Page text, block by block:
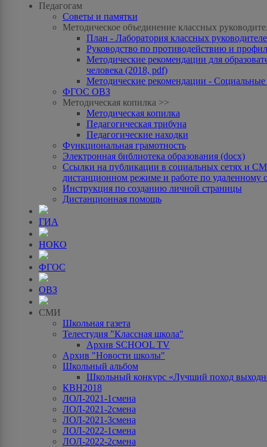
Педагогам
Советы и памятки
Методическое объединение классных
План - Лаборатория классных
Руководство по противодействию и
Методические рекомендации для
человека (2018, pdf)
Методические рекомендации -
ФГОС ОВЗ
Методическая копилка >>
Методическая копилка
Педагогическая трибуна
Педагогические находки
Функциональная грамотность
Электронная библиотека образования (docx)
Ссылки на публикации в социальных сетях и
дистанционном режиме и работе по удаленному
Инструкция по созданию личной страницы
Дистанционная помощь
ГИА
НОКО
ФГОС
ОВЗ
СМИ
Школьная газета
Телестудия "Классная школа"
Архив SCHOOL TV
Архив "Новости школы"
Школьный альбом
Школьный конкурс «Лучший поход
КВН2018
ЛОЛ-2021-1смена
ЛОЛ-2021-2смена
ЛОЛ-2021-3смена
ЛОЛ-2022-1смена
ЛОЛ-2022-2смена